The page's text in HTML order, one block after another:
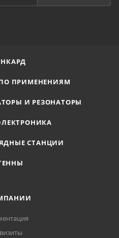
ПРИМЕНЕНИЯМ
И РЕЗОНАТОРЫ
СТАНЦИИ